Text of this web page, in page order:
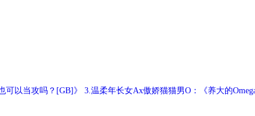
以当攻吗？[GB]》 3.温柔年长女Ax傲娇猫猫男O：《养大的